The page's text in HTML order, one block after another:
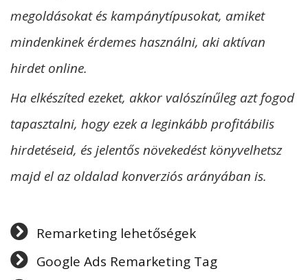
megoldásokat és kampánytípusokat, amiket
mindenkinek érdemes használni, aki aktívan
hirdet online.
Ha elkészíted ezeket, akkor valószínűleg azt fogod
tapasztalni, hogy ezek a leginkább profitábilis
hirdetéseid, és jelentős növekedést könyvelhetsz
majd el az oldalad konverziós arányában is.
Remarketing lehetőségek
Google Ads Remarketing Tag